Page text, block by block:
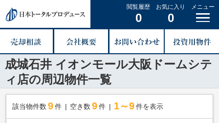
閲覧履歴
0
お気に入り
0
メニュー
成城石井 イオンモール大阪ドームシテ
ィ店の周辺物件一覧
該当物件数 9件 空き数 9 件 1～9 件を表示